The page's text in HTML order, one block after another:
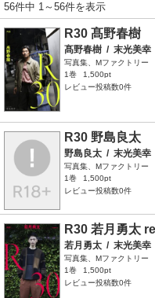
56件中 1～56件を表示
R30 髙野春樹
髙野春樹 / 末光美幸
写真集、Mファクトリー
1巻
1,500pt
レビュー投稿数0件
R30 野島良太
野島良太 / 末光美幸
写真集、Mファクトリー
1巻
1,500pt
レビュー投稿数0件
R30 若月勇太
若月勇太 / 末光美幸
写真集、Mファクトリー
1巻
1,500pt
レビュー投稿数0件